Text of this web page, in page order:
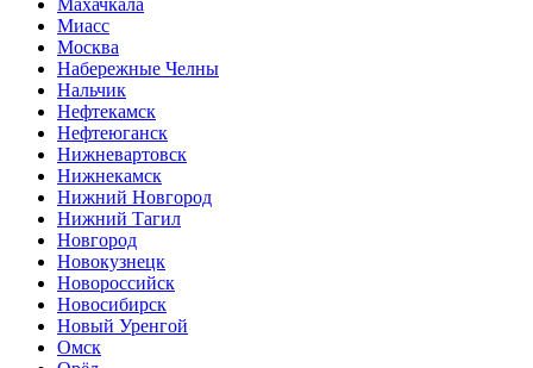
Миасс
Москва
Набережные Челны
Нальчик
Нефтекамск
Нефтеюганск
Нижневартовск
Нижнекамск
Нижний Новгород
Нижний Тагил
Новгород
Новокузнецк
Новороссийск
Новосибирск
Новый Уренгой
Омск